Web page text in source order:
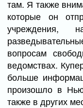
там. Я также
которые он
учреждения,
вопросам
ведомствах.
больше
произошло в
также в других